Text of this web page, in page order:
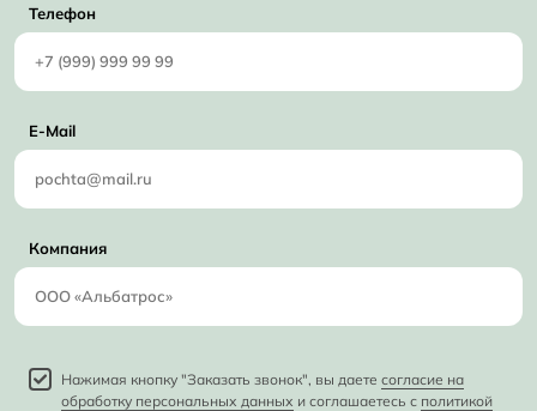
Телефон
E-Mail
Компания
Нажимая кнопку "Заказать звонок", вы даете согласие на
обработку персональных данных и соглашаетесь с политикой